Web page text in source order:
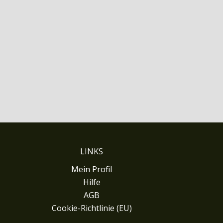
LINKS
Mein Profil
Hilfe
AGB
Cookie-Richtlinie (EU)